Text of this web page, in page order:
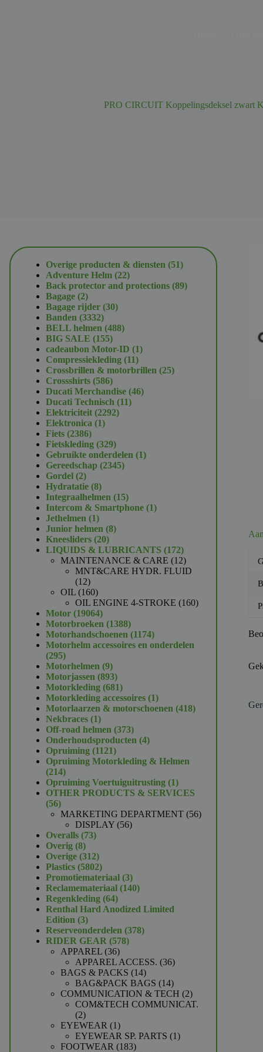
PRO CIRCUIT Koppelingsdeksel zwart
Overige producten & diensten 5151
Adventure Helm 2222
producten
Back protector and protections 8989
Bagage 22
producten
Bagage rijder 3030
Banden 33323332
producten
BELL helmen 488488
BIG SALE 155155
producten
cadeaubon Motor-ID 11
Compressiekleding 1111
producten
Crossbrillen & motorbrillen 2525
Crossshirts 586586
producten
Ducati Merchandise 4646
Ducati Technisch 1111
Elektriciteit 22922292
Elektronica 11
Fiets 23862386
producten
Fietskleding 329329
producten
Gebruikte onderdelen 11
Gereedschap 23452345
Gordel 22
producten
Hydratatie 88
producten
Integraalhelmen 1515
producten
Intercom & Smartphone 11
Jethelmen 11
product
Junior helmen 88
Kneesliders 2020
producten
LIQUIDS & LUBRICANTS 172172
producten
MAINTENANCE & CARE 1212
producten
MNT&CARE HYDR. FLUID
1212
producten
OIL 160160
producten
OIL ENGINE 4-STROKE 160160
Motor 1906419064
producten
Motorbroeken 13881388
producten
Motorhandschoenen 11741174
producten
Motorhelm accessoires en onderdelen
295295
producten
Motorhelmen 99
producten
Motorjassen 893893
producten
Motorkleding 681681
producten
Motorkleding accessoires 11
product
Motorlaarzen & motorschoenen 418418
Nekbraces 11
product
Off-road helmen 373373
producten
Onderhoudsproducten 44
Opruiming 11211121
producten
Opruiming Motorkleding & Helmen
214214
producten
Opruiming Voertuiguitrusting 11
product
OTHER PRODUCTS & SERVICES
5656
producten
MARKETING DEPARTMENT 5656
DISPLAY 5656
Overalls 7373
Overig 88
producten
Overige 312312
producten
Plastics 58025802
producten
Promotiemateriaal 33
producten
Reclamemateriaal 140140
Regenkleding 6464
producten
Renthal Hard Anodized Limited
Edition 33
producten
Reserveonderdelen 378378
RIDER GEAR 578578
APPAREL 3636
producten
APPAREL ACCESS. 3636
BAGS & PACKS 1414
producten
BAG&PACK BAGS 1414
producten
COMMUNICATION & TECH 22
producten
COM&TECH COMMUNICAT.
22
producten
EYEWEAR 11
product
EYEWEAR SP. PARTS 11
FOOTWEAR 183183